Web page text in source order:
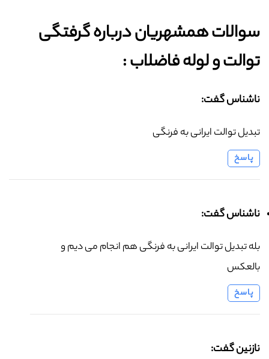
سوالات همشهریان درباره گرفتگی
توالت و لوله فاضلاب :‌
ناشناس گفت:
تبدیل توالت ایرانی به فرنگی
پاسخ
ناشناس گفت:
بله تبدیل توالت ایرانی به فرنگی هم انجام می دیم و
بالعکس
پاسخ
نازنین گفت: